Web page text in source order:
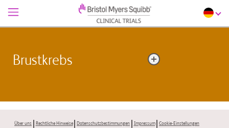
Brustkrebs
(am häufigsten in den Milchgängen und Milchdrüsen).
Über uns Rechtliche Hinweise Datenschutzbestimmungen Impressum Cookie-Einstellungen